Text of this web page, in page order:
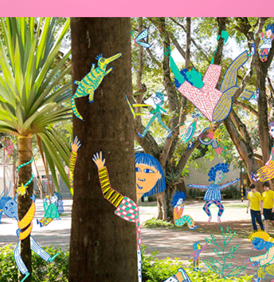
Newsletter Santa News